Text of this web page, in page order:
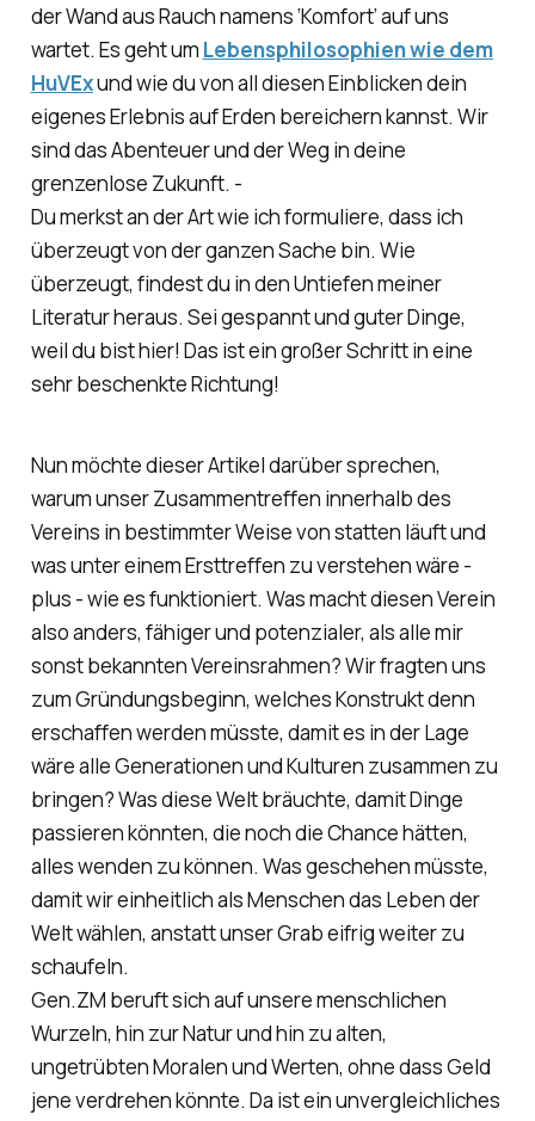
der Wand aus Rauch namens ‘Komfort’ auf uns
wartet. Es geht um Lebensphilosophien wie dem
HuVExund wie du von all diesen Einblicken dein
eigenes Erlebnis auf Erden bereichern kannst. Wir
sind das Abenteuer und der Weg in deine
grenzenlose Zukunft. -
Du merkst an der Art wie ich formuliere, dass ich
überzeugt von der ganzen Sache bin. Wie
überzeugt, findest du in den Untiefen meiner
Literatur heraus. Sei gespannt und guter Dinge,
weil du bist hier! Das ist ein großer Schritt in eine
sehr beschenkte Richtung!
Nun möchte dieser Artikel darüber sprechen,
warum unser Zusammentreffen innerhalb des
Vereins in bestimmter Weise von statten läuft und
was unter einem Ersttreffen zu verstehen wäre -
plus - wie es funktioniert. Was macht diesen Verein
also anders, fähiger und potenzialer, als alle mir
sonst bekannten Vereinsrahmen? Wir fragten uns
zum Gründungsbeginn, welches Konstrukt denn
erschaffen werden müsste, damit es in der Lage
wäre alle Generationen und Kulturen zusammen zu
bringen? Was diese Welt bräuchte, damit Dinge
passieren könnten, die noch die Chance hätten,
alles wenden zu können. Was geschehen müsste,
damit wir einheitlich als Menschen das Leben der
Welt wählen, anstatt unser Grab eifrig weiter zu
schaufeln.
Gen.ZM beruft sich auf unsere menschlichen
Wurzeln, hin zur Natur und hin zu alten,
ungetrübten Moralen und Werten, ohne dass Geld
jene verdrehen könnte. Da ist ein unvergleichliches